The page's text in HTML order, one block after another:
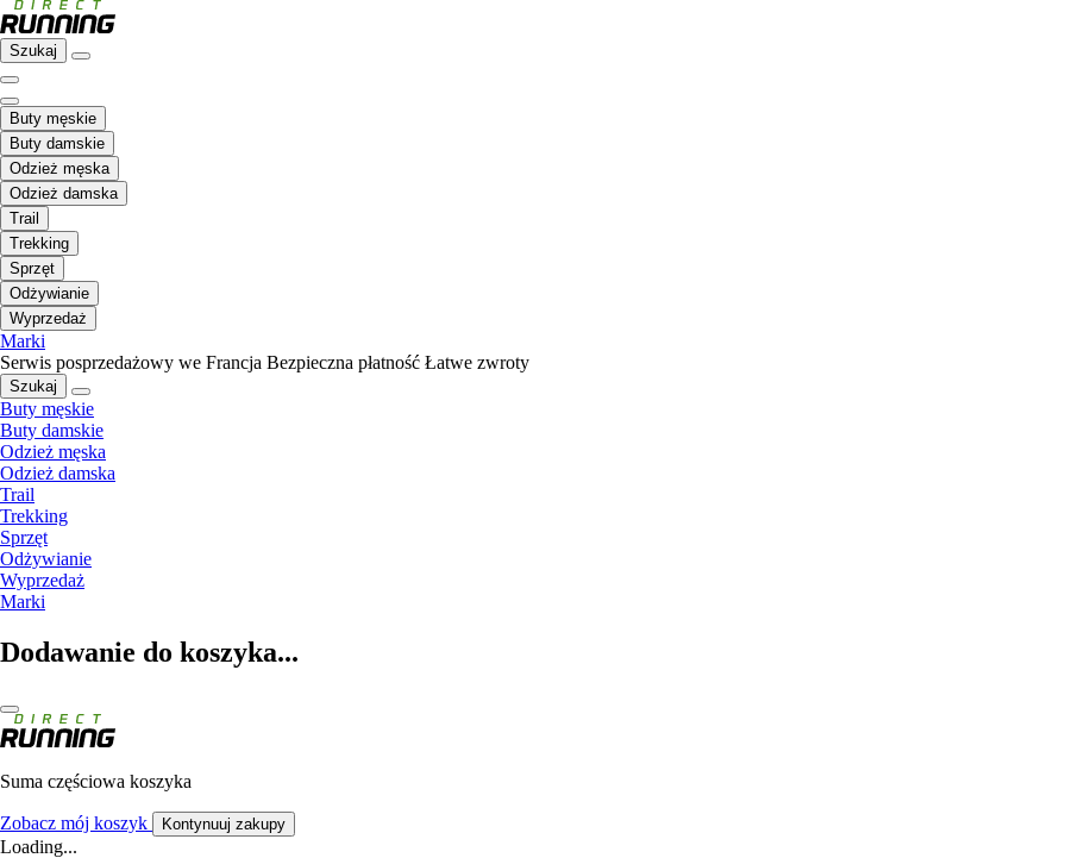
Szukaj
Buty męskie
Buty damskie
Odzież męska
Odzież damska
Trail
Trekking
Sprzęt
Odżywianie
Wyprzedaż
Marki
Serwis posprzedażowy we Francja Bezpieczna płatność Łatwe zwroty
Szukaj
Buty męskie
Buty damskie
Odzież męska
Odzież damska
Trail
Trekking
Sprzęt
Odżywianie
Wyprzedaż
Marki
Dodawanie do koszyka...
Suma częściowa koszyka
Zobacz mój koszyk Kontynuuj zakupy
Loading...